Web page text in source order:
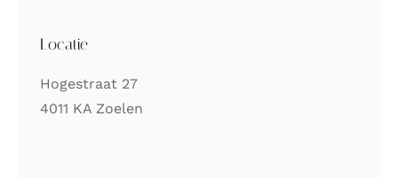
Locatie
Hogestraat 27
4011 KA Zoelen